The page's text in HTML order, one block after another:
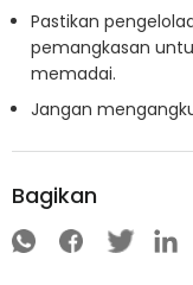
Pastikan
pemangkasan
memadai.
Jangan
Bagikan